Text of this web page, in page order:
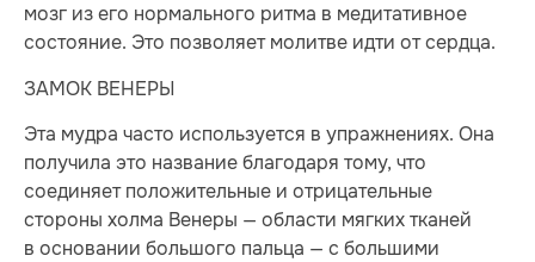
мозг из его нормального ритма в медитативное
состояние. Это позволяет молитве идти от сердца.
ЗАМОК ВЕНЕРЫ
Эта мудра часто используется в упражнениях. Она
получила это название благодаря тому, что
соединяет положительные и отрицательные
стороны холма Венеры — области мягких тканей
в основании большого пальца — с большими